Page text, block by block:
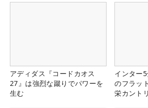
アディダス『コードカオス
27』は強烈な蹴りでパワーを
生む
インター
のフラッ
栄カント